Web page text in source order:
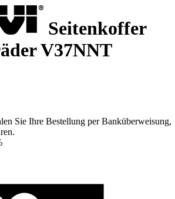
Seitenkoffer
V37NNT
Sie Ihre Bestellung per Banküberweisung,